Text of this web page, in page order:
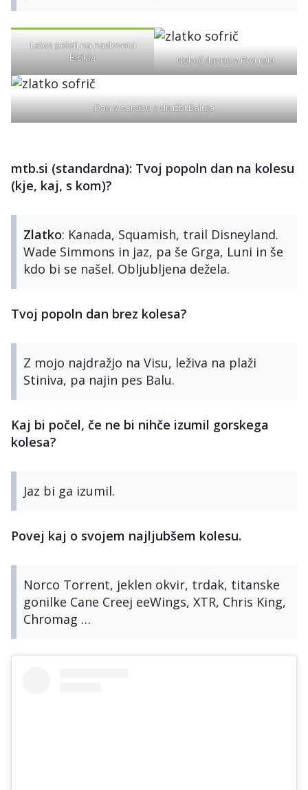
Letos poleti na naslovnici
Bicikla
Nekoč davno v Prvi roki
Dan v servisu v družbi Baluja
mtb.si (standardna): Tvoj popoln dan na kolesu
(kje, kaj, s kom)?
Zlatko: Kanada, Squamish, trail Disneyland.
Wade Simmons in jaz, pa še Grga, Luni in še
kdo bi se našel. Obljubljena dežela.
Tvoj popoln dan brez kolesa?
Z mojo najdražjo na Visu, leživa na plaži
Stiniva, pa najin pes Balu.
Kaj bi počel, če ne bi nihče izumil gorskega
kolesa?
Jaz bi ga izumil.
Povej kaj o svojem najljubšem kolesu.
Norco Torrent, jeklen okvir, trdak, titanske
gonilke Cane Creej eeWings, XTR, Chris King,
Chromag …